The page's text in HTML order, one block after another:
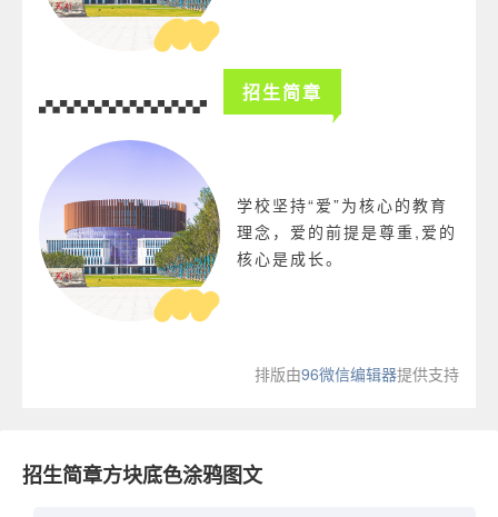
招生简章
学校坚持“爱”为核心的教育
理念，爱的前提是尊重,爱的
核心是成长。
排版由96微信编辑器提供支持
招生简章方块底色涂鸦图文